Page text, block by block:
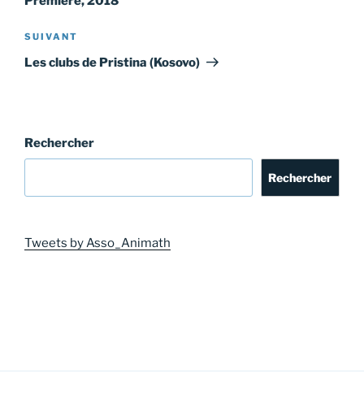
Article
suivant
SUIVANT
Les clubs de Pristina (Kosovo)
Rechercher
Rechercher
Tweets by Asso_Animath